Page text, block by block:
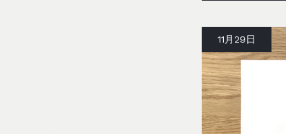
11月29日